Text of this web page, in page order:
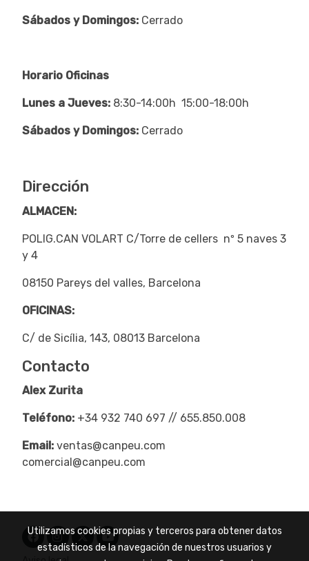
Sábados y Domingos: Cerrado
Horario Oficinas
Lunes a Jueves: 8:30-14:00h 15:00-18:00h
Sábados y Domingos: Cerrado
Dirección
ALMACEN:
POLIG.CAN VOLART C/Torre de cellers nº 5 naves 3
y 4
08150 Pareys del valles, Barcelona
OFICINAS:
C/ de Sicília, 143, 08013 Barcelona
Contacto
Alex Zurita
Teléfono: +34 932 740 697 // 655.850.008
Email: ventas@canpeu.com
comercial@canpeu.com
Utilizamos cookies propias y terceros para obtener datos
estadísticos de la navegación de nuestros usuarios y